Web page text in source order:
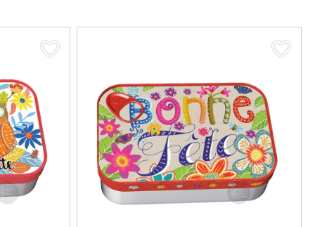
favorite_border favorite_border